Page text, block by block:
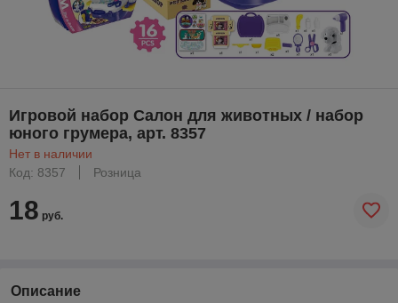
Игровой набор Салон для животных / набор
юного грумера, арт. 8357
Нет в наличии
Код: 8357
Розница
18 руб.
Описание